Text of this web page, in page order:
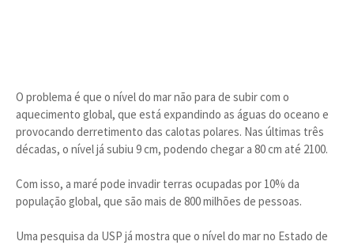
O problema é que o nível do mar não para de subir com o
aquecimento global, que está expandindo as águas do oceano e
provocando derretimento das calotas polares. Nas últimas três
décadas, o nível já subiu 9 cm, podendo chegar a 80 cm até 2100.
Com isso, a maré pode invadir terras ocupadas por 10% da
população global, que são mais de 800 milhões de pessoas.
Uma pesquisa da USP já mostra que o nível do mar no Estado de